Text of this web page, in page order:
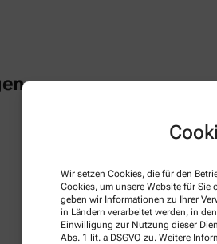
Wir setzen Cookies, die für den
Cookies, um unsere Website für
geben wir Informationen zu Ihrer
in Ländern verarbeitet werden, in
Einwilligung zur Nutzung dieser
Abs. 1 lit. a DSGVO zu. Weitere
Überprüfung von
Hausapotheken
KFZ-Verbands-
Reiseapotheken
Vollständigkeit